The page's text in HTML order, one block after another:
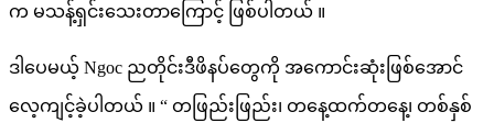
ဖက်ရှင်
ကျအောင်
က မသန့်ရှင်းသေးတာကြောင့် ဖြစ်ပါတယ် ။
ဒါပေမယ့် Ngoc ညတိုင်းဒီဖိနပ်တွေကို အကောင်းဆုံးဖြစ်အောင်
လေ့ကျင့်ခဲ့ပါတယ် ။ “ တဖြည်းဖြည်း၊ တနေ့ထက်တနေ့၊ တစ်နှစ်